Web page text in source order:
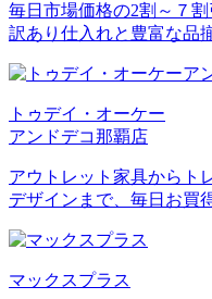
毎日市場価格の2割～７割
訳あり仕入れと豊富な品
トゥデイ・オーケー
アンドデコ那覇店
アウトレット家具からト
デザインまで、毎日お買
マックスプラス